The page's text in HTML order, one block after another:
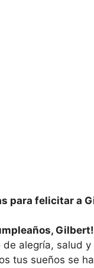
para felicitar a
Gilbert!
de alegría, salud
tus sueños se